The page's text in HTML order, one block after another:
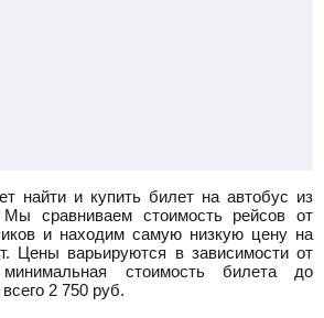
найти и купить билет на автобус из
Мы сравниваем стоимость рейсов от
и находим самую низкую цену на
Цены варьируются в зависимости от
стоимость билета до
2 750 руб.